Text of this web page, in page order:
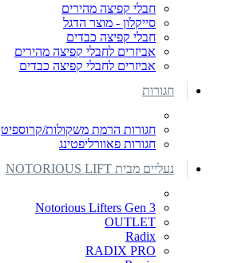
חבלי קפיצה מהירים
סייקלון - מוצר הדגל
חבלי קפיצה כבדים
אביזרים לחבלי קפיצה מהירים
אביזרים לחבלי קפיצה כבדים
חגורות
חגורות הרמת משקולות/קרוספיט
חגורות פאוורליפטינג
נעליים מבית NOTORIOUS LIFT
Notorious Lifters Gen 3
OUTLET
Radix
RADIX PRO